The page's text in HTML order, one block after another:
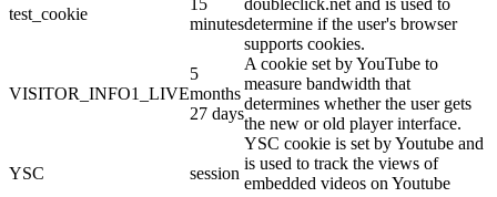
test_cookie
minutesdetermine if the user's browser
supports cookies.
VISITOR_INFO1_LIVE
5
months
27 days
A cookie set by YouTube to
measure bandwidth that
determines whether the user gets
the new or old player interface.
YSC session
YSC cookie is set by Youtube and
is used to track the views of
embedded videos on Youtube